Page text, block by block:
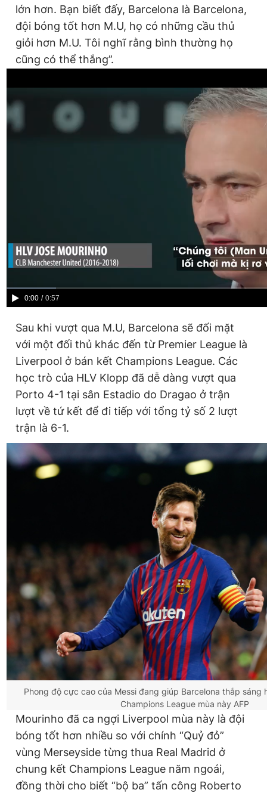
lớn hơn. Bạn biết đấy, Barcelona là Barcelona,
đội bóng tốt hơn M.U, họ có những cầu thủ
giỏi hơn M.U. Tôi nghĩ rằng bình thường họ
cũng có thể thắng”.
Current
0:00 / Duration
0:57
Sau khi vượt qua M.U, Barcelona sẽ đối mặt
với một đối thủ khác đến từ Premier League là
Liverpool ở bán kết Champions League. Các
học trò của HLV Klopp đã dễ dàng vượt qua
Porto 4-1 tại sân Estadio do Dragao ở trận
lượt về tứ kết để đi tiếp với tổng tỷ số 2 lượt
trận là 6-1.
Phong độ cực cao của Messi đang giúp Barcelona thắp sáng
Champions League mùa này AFP
Mourinho đã ca ngợi Liverpool mùa này là đội
bóng tốt hơn nhiều so với chính “Quỷ đỏ”
vùng Merseyside từng thua Real Madrid ở
chung kết Champions League năm ngoái,
đồng thời cho biết “bộ ba” tấn công Roberto